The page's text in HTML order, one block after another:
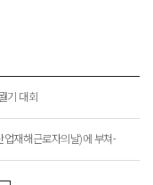
기 대회
재해근로자의날)에 부쳐-